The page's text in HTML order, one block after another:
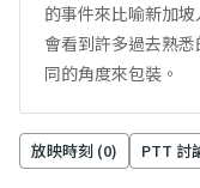
的事件來比喻新加
會看到許多過去熟
同的角度來包裝。
放映時刻 (0) PTT 討